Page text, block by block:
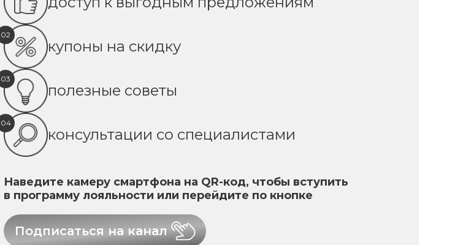
02
купоны на скидку
03
полезные советы
04
консультации со специалистами
Наведите камеру смартфона на QR-код, чтобы вступить
в программу лояльности или перейдите по кнопке
Подписаться на канал